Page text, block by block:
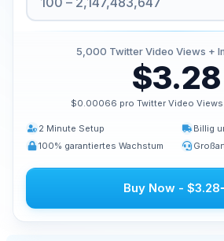
Twitter-Aufrufe kaufen
Twitter X Videoaufrufe kaufen
Youtube Dienstleistungen
Youtube Kommentar Likes kaufen
Youtube-Abonnenten kaufen
Youtube live Aufrufe kaufen
Youtube-Zuschauerzahlen kaufen
5,000 Twitter Video Views +
$3.28
$0.00066 pro Twitter Video Views
2 Minute Setup
Billig
100% garantiertes Wachstum
Buy Now- $3.28